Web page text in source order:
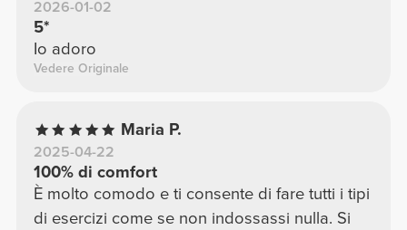
2026-01-02
5*
Io adoro
Vedere Originale
Maria P.
2025-04-22
100% di comfort
È molto comodo e ti consente di fare tutti i tipi
di esercizi come se non indossassi nulla. Si